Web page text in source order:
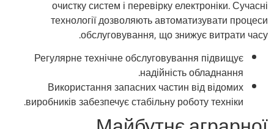
очистку систем і перевірку електроніки. Сучасні
технології дозволяють автоматизувати процеси
обслуговування, що знижує витрати часу.
Регулярне технічне обслуговування підвищує
надійність обладнання.
Використання запасних частин від відомих
виробників забезпечує стабільну роботу техніки.